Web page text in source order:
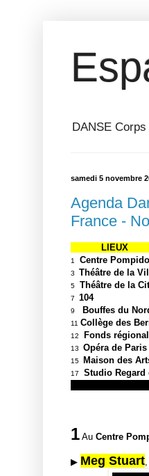
DANSE
samedi 5 novembre
Agenda
France -
LIEUX
1 Centre
3 Théâtre de la
5 Théâtre de
7
9
11 Collège
12 Fonds
13
15 Maison
17 Studio Regard
1 Au Centre
▶ Meg Stuart,